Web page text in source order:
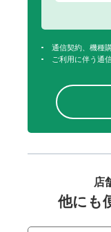
通信契約、機種
ご利用に伴う通
店
他にも